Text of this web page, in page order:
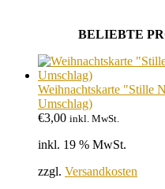
BELIEBTE
Weihnachtskarte "Stille
Umschlag)
€3,00 inkl. MwSt.
inkl. 19 % MwSt.
zzgl. Versandkosten